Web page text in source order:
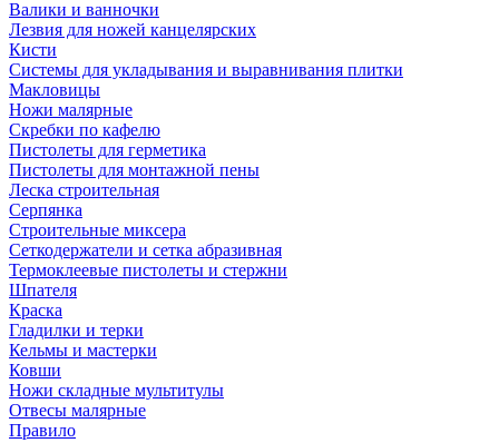
Валики и ванночки
Лезвия для ножей канцелярских
Кисти
Системы для укладывания и выравнивания плитки
Макловицы
Ножи малярные
Скребки по кафелю
Пистолеты для герметика
Пистолеты для монтажной пены
Леска строительная
Серпянка
Строительные миксера
Сеткодержатели и сетка абразивная
Термоклеевые пистолеты и стержни
Шпателя
Краска
Гладилки и терки
Кельмы и мастерки
Ковши
Ножи складные мультитулы
Отвесы малярные
Правило